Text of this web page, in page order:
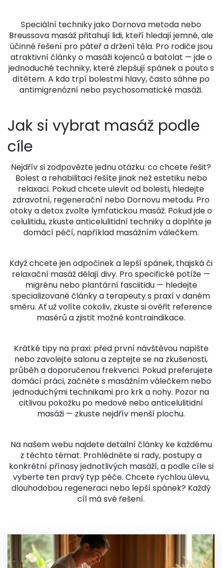
Speciální techniky jako Dornova metoda nebo
Breussova masáž přitahují lidi, kteří hledají jemné, ale
účinné řešení pro páteř a držení těla. Pro rodiče jsou
atraktivní články o masáži kojenců a batolat — jde o
jednoduché techniky, které zlepšují spánek a pouto s
dítětem. A kdo trpí bolestmi hlavy, často sáhne po
antimigrenózní nebo psychosomatické masáži.
Jak si vybrat masáž podle
cíle
Nejdřív si zodpovězte jednu otázku: co chcete řešit?
Bolest a rehabilitaci řešíte jinak než estetiku nebo
relaxaci. Pokud chcete ulevit od bolesti, hledejte
zdravotní, regenerační nebo Dornovu metodu. Pro
otoky a detox zvolte lymfatickou masáž. Pokud jde o
celulitidu, zkuste anticelulitidní techniky a doplňte je
domácí péčí, například masážním válečkem.
Když chcete jen odpočinek a lepší spánek, thajská či
relaxační masáž dělají divy. Pro specifické potíže —
migrénu nebo plantární fasciitidu — hledejte
specializované články a terapeuty s praxí v daném
směru. Ať už volíte cokoliv, zkuste si ověřit reference
masérů a zjistit možné kontraindikace.
Krátké tipy na praxi: před první návštěvou napište
nebo zavolejte salonu a zeptejte se na zkušenosti,
průběh a doporučenou frekvenci. Pokud preferujete
domácí práci, začněte s masážním válečkem nebo
jednoduchými technikami pro krk a nohy. Pozor na
citlivou pokožku po medové nebo anticelulitidní
masáži — zkuste nejdřív menší plochu.
Na našem webu najdete detailní články ke každému
z těchto témat. Prohlédněte si rady, postupy a
konkrétní přínosy jednotlivých masáží, a podle cíle si
vyberte ten pravý typ péče. Chcete rychlou úlevu,
dlouhodobou regeneraci nebo lepší spánek? Každý
cíl má své řešení.